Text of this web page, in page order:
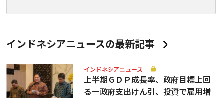
インドネシアニュースの最新記事
インドネシアニュース
上半期ＧＤＰ成長率、政府目標上回
るー政府支出けん引、投資で雇用増